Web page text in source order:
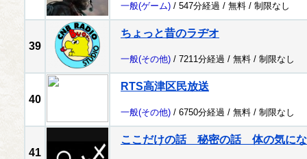
一般(ゲーム) / 547分経過 / 無料 / 制限なし
39
ちょっと昔のラヂオ
一般(その他) / 7211分経過 / 無料 / 制限なし
40
RTS高津区民放送
一般(その他) / 6750分経過 / 無料 / 制限なし
41
ここだけの話 秘密の話 体の気に